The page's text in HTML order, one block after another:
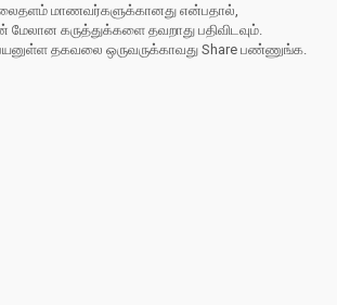
மாணவர்களுக்கானது என்பதால்,
மேலான கருத்துக்களை தவறாது பதிவிடவும்.
தகவலை ஒருவருக்காவது Share பண்ணுங்க.